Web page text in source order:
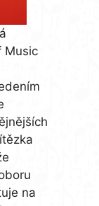
Music
na